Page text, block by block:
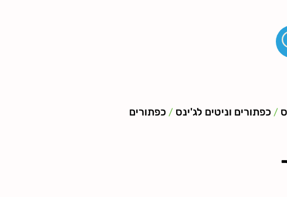
/ כפתורים וניטים לג'ינס / כפתורים